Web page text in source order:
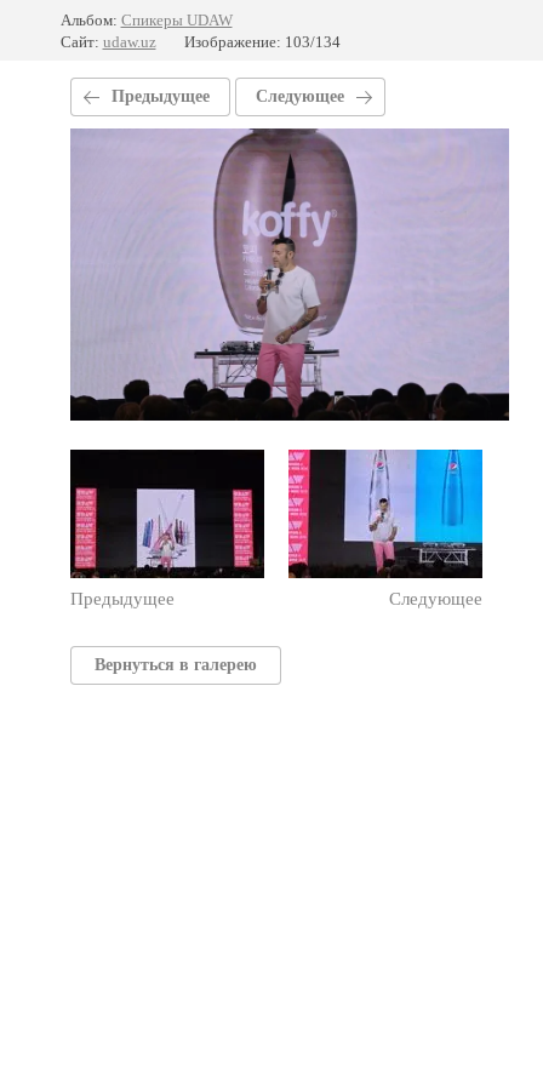
Альбом: Спикеры UDAW
Сайт: udaw.uz Изображение: 103/134
Предыдущее Следующее
Предыдущее Следующее
Вернуться в галерею